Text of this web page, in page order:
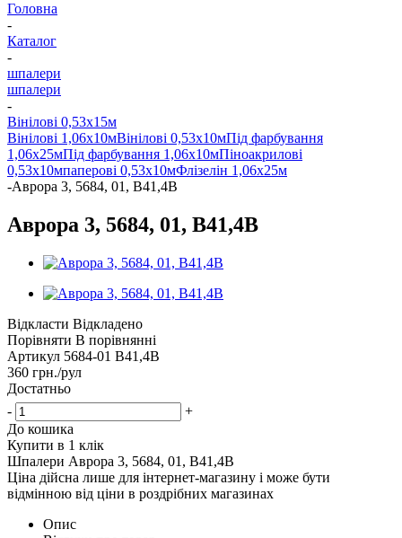
Головна
-
Каталог
-
шпалери
шпалери
-
Вінілові 0,53х15м
Вінілові 1,06х10мВінілові 0,53х10мПід фарбування
1,06х25мПід фарбування 1,06х10мПіноакрилові
0,53х10мпаперові 0,53х10мФлізелін 1,06х25м
-Аврора 3, 5684, 01, В41,4В
Аврора 3, 5684, 01, В41,4В
Відкласти Відкладено
Порівняти В порівнянні
Артикул 5684-01 В41,4В
360 грн./рул
Достатньо
-
+
До кошика
Купити в 1 клік
Шпалери Аврора 3, 5684, 01, В41,4В
Ціна дійсна лише для інтернет-магазину і може бути
відмінною від ціни в роздрібних магазинах
Опис